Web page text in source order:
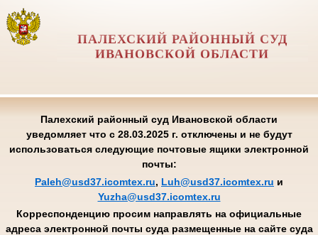
ПАЛЕХСКИЙ РАЙОННЫЙ СУД
ИВАНОВСКОЙ ОБЛАСТИ
Палехский районный суд Ивановской области
уведомляет что с 28.03.2025 г. отключены и не будут
использоваться следующие почтовые ящики электронной
почты:
Paleh@usd37.icomtex.ru, Luh@usd37.icomtex.ru и
Yuzha@usd37.icomtex.ru
Корреспонденцию просим направлять на официальные
адреса электронной почты суда размещенные на сайте суда